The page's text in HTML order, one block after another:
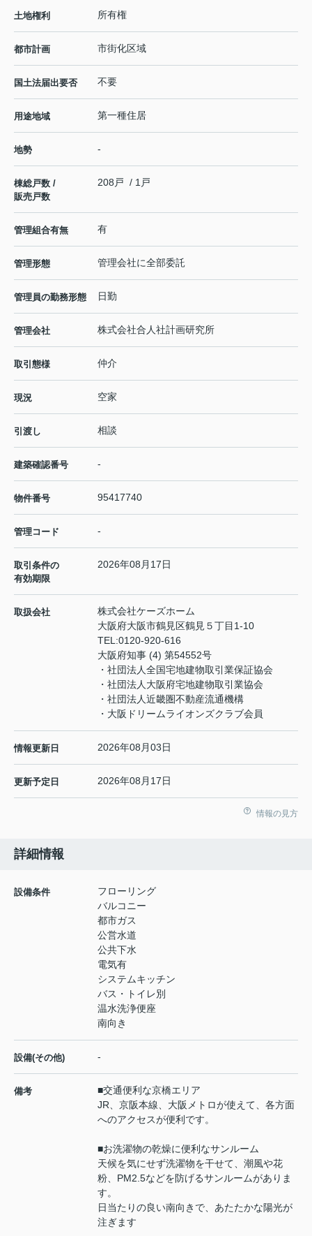
土地権利 所有権
都市計画 市街化区域
国土法届出要否 不要
用途地域 第一種住居
地勢 -
棟総戸数 /
販売戸数
208戸 / 1戸
管理組合有無 有
管理形態 管理会社に全部委託
管理員の勤務形態 日勤
管理会社 株式会社合人社計画研究所
取引態様 仲介
現況 空家
引渡し 相談
建築確認番号 -
物件番号 95417740
管理コード -
取引条件の
有効期限
2026年08月17日
取扱会社
株式会社ケーズホーム
大阪府大阪市鶴見区鶴見５丁目1-10
TEL:0120-920-616
大阪府知事 (4) 第54552号
・社団法人全国宅地建物取引業保証協会
・社団法人大阪府宅地建物取引業協会
・社団法人近畿圏不動産流通機構
・大阪ドリームライオンズクラブ会員
情報更新日 2026年08月03日
更新予定日 2026年08月17日
情報の見方
詳細情報
設備条件
フローリング
バルコニー
都市ガス
公営水道
公共下水
電気有
システムキッチン
バス・トイレ別
温水洗浄便座
南向き
設備(その他) -
備考
■交通便利な京橋エリア
JR、京阪本線、大阪メトロが使えて、各方面
へのアクセスが便利です。
■お洗濯物の乾燥に便利なサンルーム
天候を気にせず洗濯物を干せて、潮風や花
粉、PM2.5などを防げるサンルームがありま
す。
日当たりの良い南向きで、あたたかな陽光が
注ぎます